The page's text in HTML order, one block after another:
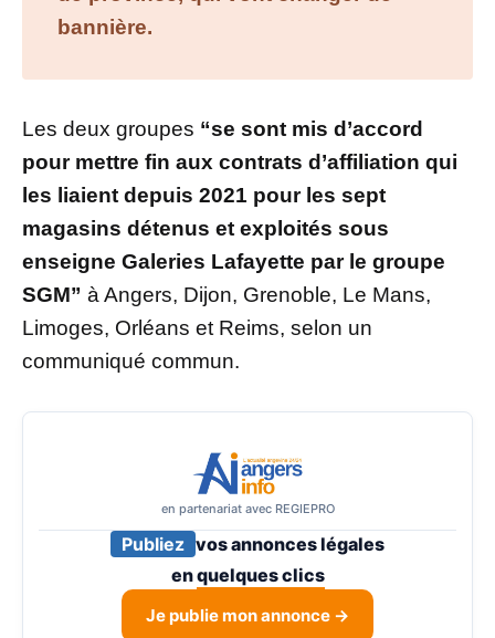
bannière.
Les deux groupes “se sont mis d’accord
pour mettre fin aux contrats d’affiliation qui
les liaient depuis 2021 pour les sept
magasins détenus et exploités sous
enseigne Galeries Lafayette par le groupe
SGM” à Angers, Dijon, Grenoble, Le Mans,
Limoges, Orléans et Reims, selon un
communiqué commun.
en partenariat avec REGIEPRO
Publiez vos annonces légales
enquelques clics
Je publie mon annonce →